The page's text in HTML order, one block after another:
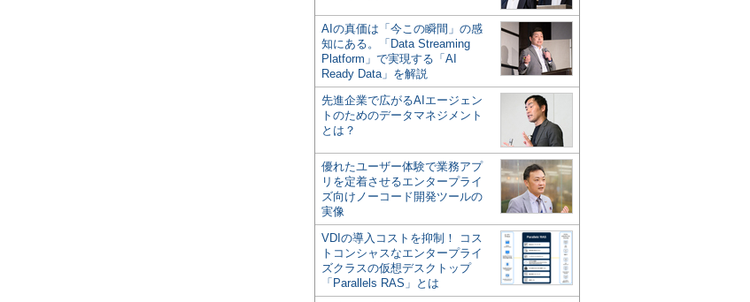
AIの真価は「今この瞬間」の感
知にある。「Data Streaming
Platform」で実現する「AI
Ready Data」を解説
先進企業で広がるAIエージェン
トのためのデータマネジメント
とは？
優れたユーザー体験で業務アプ
リを定着させるエンタープライ
ズ向けノーコード開発ツールの
実像
VDIの導入コストを抑制！ コス
トコンシャスなエンタープライ
ズクラスの仮想デスクトップ
「Parallels RAS」とは